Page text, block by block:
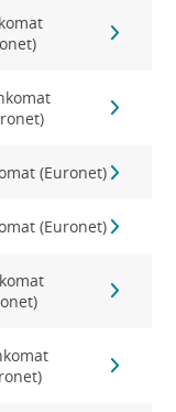
(Euronet)
(Euronet)